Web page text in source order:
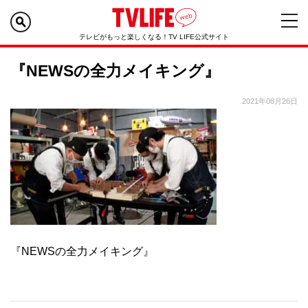
テレビがもっと楽しくなる！TV LIFE公式サイト
『NEWSの全力メイキング』
2021年08月26日
『NEWSの全力メイキング』